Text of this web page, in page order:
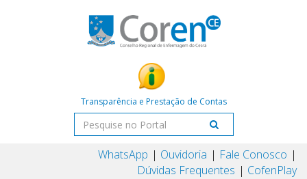
Transparência e Prestação de Contas
WhatsApp Ouvidoria
Fale Conosco
Dúvidas Frequentes
CofenPlay